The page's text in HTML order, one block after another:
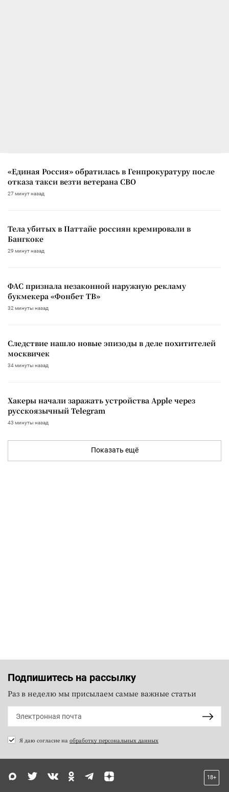
«Единая Россия» обратилась в Генпрокуратуру после
отказа такси везти ветерана СВО
27 минут назад
Тела убитых в Паттайе россиян кремировали в
Бангкоке
29 минут назад
ФАС признала незаконной наружную рекламу
букмекера «Фонбет ТВ»
32 минуты назад
Следствие нашло новые эпизоды в деле похитителей
москвичек
34 минуты назад
Хакеры начали заражать устройства Apple через
русскоязычный Telegram
43 минуты назад
Показать ещё
Подпишитесь на рассылку
Раз в неделю мы присылаем самые важные статьи
Я даю согласие на обработку персональных данных
18+